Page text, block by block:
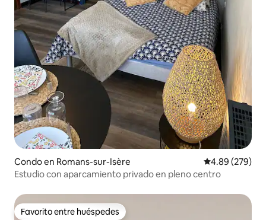
Condo en Romans-sur-Isère Calificación
4.89 (279)
Estudio con aparcamiento privado en pleno centro
Favorito entre huéspedes
Favorito entre huéspedes